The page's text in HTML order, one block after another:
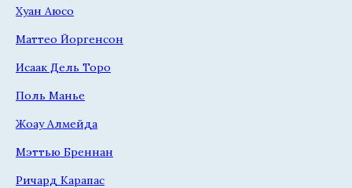
Хуан Аюсо
Маттео Йоргенсон
Исаак Дель Торо
Поль Манье
Жоау Алмейда
Мэттью Бреннан
Ричард Карапас